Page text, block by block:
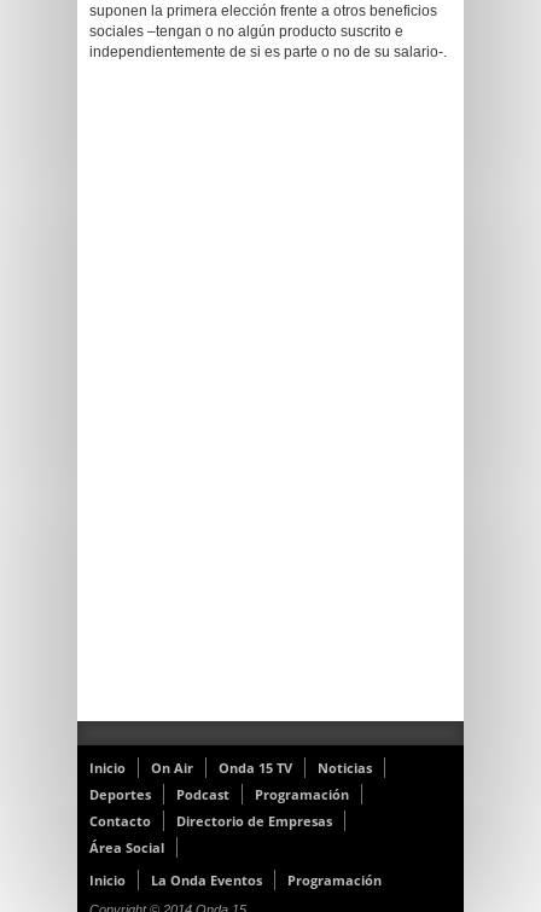
suponen la primera elección frente a otros beneficios
sociales –tengan o no algún producto suscrito e
independientemente de si es parte o no de su salario-.
Inicio On Air Onda 15 TV
Noticias
Deportes
Podcast
Programación
Contacto
Directorio de Empresas
Área Social
Inicio
La Onda Eventos Programación